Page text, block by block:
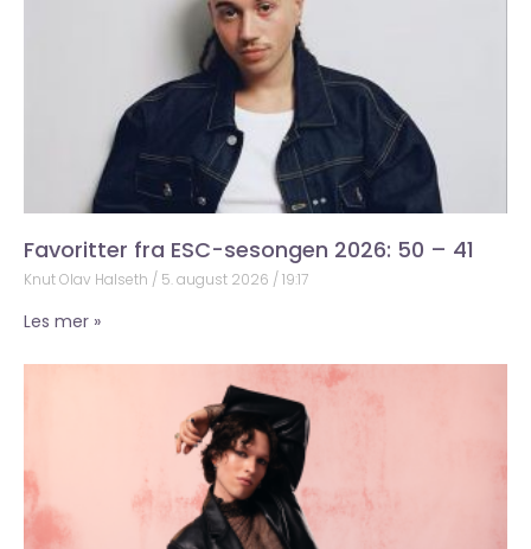
Favoritter fra ESC-sesongen 2026: 50 – 41
Knut Olav Halseth 5. august 2026 19:17
Les mer »